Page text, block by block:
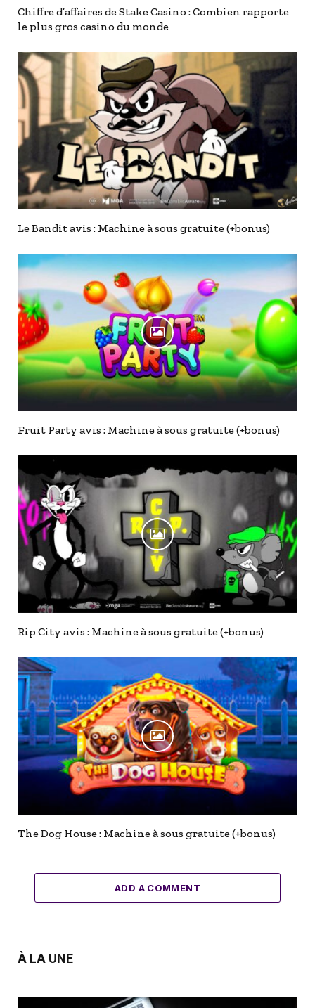
Chiffre d’affaires de Stake Casino : Combien rapporte
le plus gros casino du monde
Le Bandit avis : Machine à sous gratuite (+bonus)
Fruit Party avis : Machine à sous gratuite (+bonus)
Rip City avis : Machine à sous gratuite (+bonus)
The Dog House : Machine à sous gratuite (+bonus)
ADD A COMMENT
À LA UNE